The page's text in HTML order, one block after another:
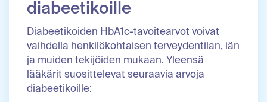
diabeetikoille
Diabeetikoiden HbA1c-tavoitearvot voivat
vaihdella henkilökohtaisen terveydentilan, iän
ja muiden tekijöiden mukaan. Yleensä
lääkärit suosittelevat seuraavia arvoja
diabeetikoille: